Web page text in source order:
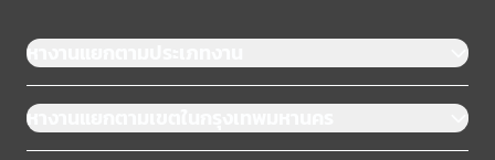
หางานแยกตามประเภทงาน
หางานแยกตามเขตในกรุงเทพมหานคร